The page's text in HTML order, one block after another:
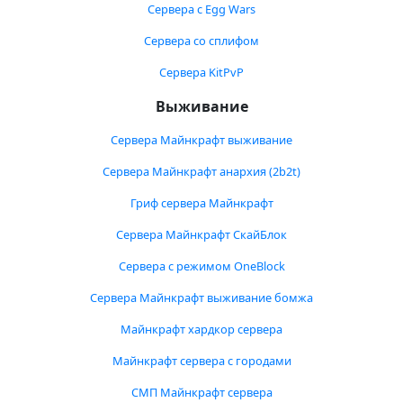
Сервера с Egg Wars
Сервера со сплифом
Сервера KitPvP
Выживание
Сервера Майнкрафт выживание
Сервера Майнкрафт анархия (2b2t)
Гриф сервера Майнкрафт
Сервера Майнкрафт СкайБлок
Сервера с режимом OneBlock
Сервера Майнкрафт выживание бомжа
Майнкрафт хардкор сервера
Майнкрафт сервера с городами
СМП Майнкрафт сервера